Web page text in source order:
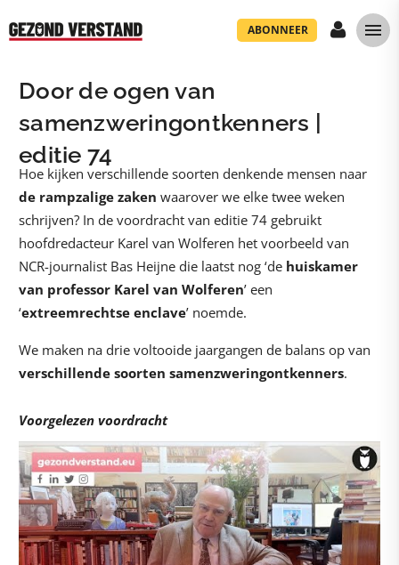
ABONNEER
Door de ogen van
samenzweringontkenners
editie 74
Hoe kijken verschillende soorten denkende mensen naar
de rampzalige zaken waarover we elke twee weken
schrijven? In de voordracht van editie 74 gebruikt
hoofdredacteur Karel van Wolferen het voorbeeld van
NCR-journalist Bas Heijne die laatst nog ‘de huiskamer
van professor Karel van Wolferen’ een
‘extreemrechtse enclave’ noemde.
We maken na drie voltooide jaargangen de balans op van
verschillende soorten samenzweringontkenners.
Voorgelezen voordracht